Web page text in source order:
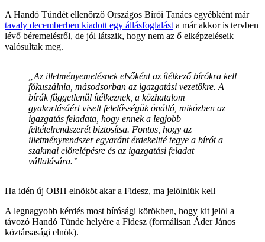
A Handó Tündét ellenőrző Országos Bírói Tanács egyébként már
tavaly decemberben kiadott egy állásfoglalást a már akkor is tervben
lévő béremelésről, de jól látszik, hogy nem az ő elképzeléseik
valósultak meg.
„Az illetményemelésnek elsőként az ítélkező bírókra kell
fókuszálnia, másodsorban az igazgatási vezetőkre. A
bírák függetlenül ítélkeznek, a közhatalom
gyakorlásáért viselt felelősségük önálló, miközben az
igazgatás feladata, hogy ennek a legjobb
feltételrendszerét biztosítsa. Fontos, hogy az
illetményrendszer egyaránt érdekeltté tegye a bírót a
szakmai előrelépésre és az igazgatási feladat
vállalására.”
Ha idén új OBH elnököt akar a Fidesz, ma jelölniük kell
A legnagyobb kérdés most bírósági körökben, hogy kit jelöl a
távozó Handó Tünde helyére a Fidesz (formálisan Áder János
köztársasági elnök).